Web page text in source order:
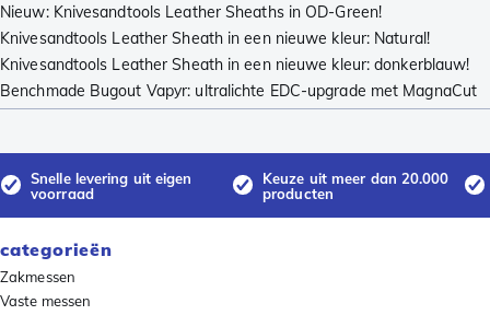
Nieuw: Knivesandtools Leather Sheaths in OD-Green!
Knivesandtools Leather Sheath in een nieuwe kleur: Natural!
Knivesandtools Leather Sheath in een nieuwe kleur: donkerblauw!
Benchmade Bugout Vapyr: ultralichte EDC-upgrade met MagnaCut
Snelle levering uit eigen
voorraad
Keuze uit meer dan 20.000
producten
categorieën
Zakmessen
Vaste messen